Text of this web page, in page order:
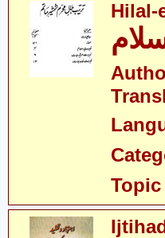
Hilal-
Topic